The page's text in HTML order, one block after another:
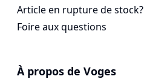
Article en rupture de stock?
Foire aux questions
À propos de Voges